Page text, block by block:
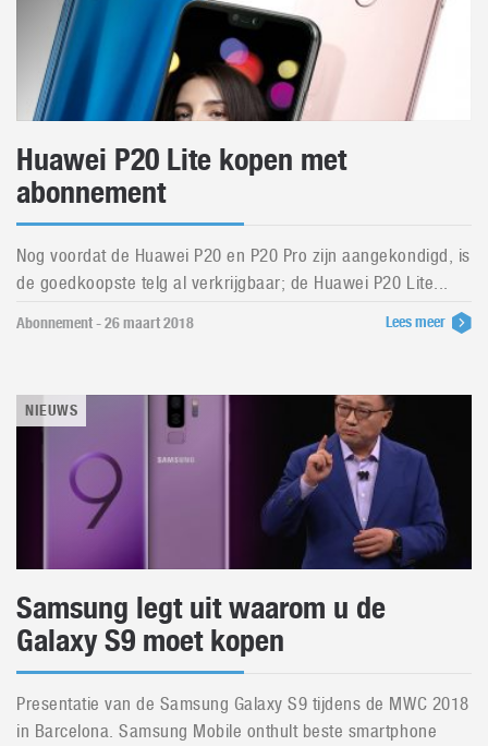
Huawei P20 Lite kopen met
abonnement
Nog voordat de Huawei P20 en P20 Pro zijn aangekondigd, is
de goedkoopste telg al verkrijgbaar; de Huawei P20 Lite...
Abonnement - 26 maart 2018 Lees meer
NIEUWS
Samsung legt uit waarom u de
Galaxy S9 moet kopen
Presentatie van de Samsung Galaxy S9 tijdens de MWC 2018
in Barcelona. Samsung Mobile onthult beste smartphone